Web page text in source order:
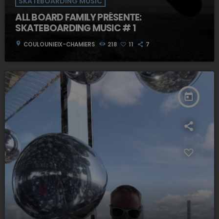
ALL BOARD FAMILY PRÉSENTE:
SKATEBOARDING MUSIC # 1
location_on COULOUNIEIX-CHAMIERS 218 11 7
today